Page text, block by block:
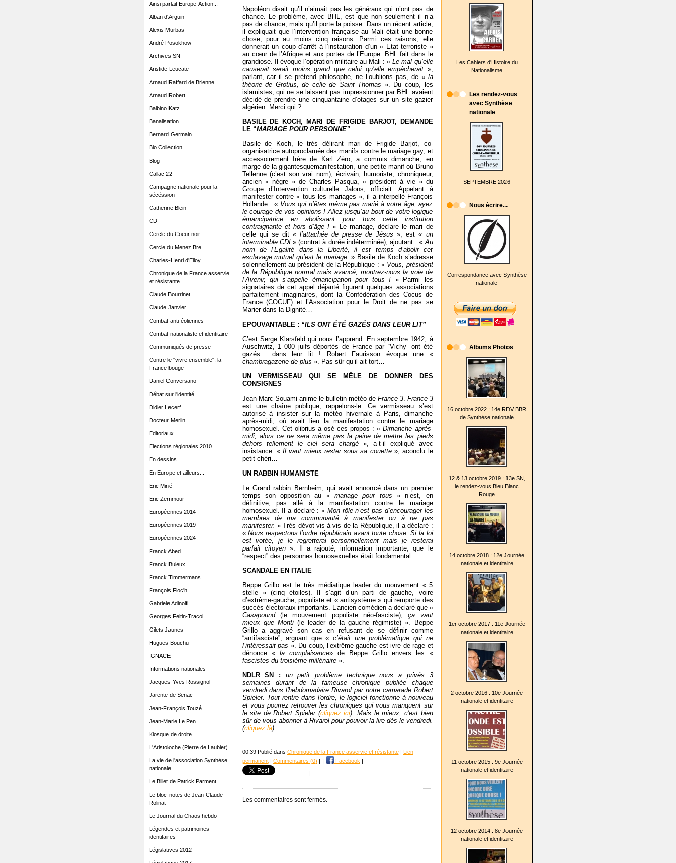
Ainsi parlait Europe-Action...
Alban d'Arguin
Alexis Murbas
André Posokhow
Archives SN
Aristide Leucate
Arnaud Raffard de Brienne
Arnaud Robert
Balbino Katz
Banalisation...
Bernard Germain
Bio Collection
Blog
Callac 22
Campagne nationale pour la
sécéssion
Catherine Blein
CD
Cercle du Coeur noir
Cercle du Menez Bre
Charles-Henri d'Elloy
Chronique de la France asservie
et résistante
Claude Bourrinet
Claude Janvier
Combat anti-éoliennes
Combat nationaliste et identitaire
Communiqués de presse
Contre le "vivre ensemble", la
France bouge
Daniel Conversano
Débat sur l'identité
Didier Lecerf
Docteur Merlin
Editoriaux
Elections régionales 2010
En dessins
En Europe et ailleurs...
Eric Miné
Eric Zemmour
Européennes 2014
Européennes 2019
Européennes 2024
Franck Abed
Franck Buleux
Franck Timmermans
François Floc'h
Gabriele Adinolfi
Georges Feltin-Tracol
Gilets Jaunes
Hugues Bouchu
IGNACE
Informations nationales
Jacques-Yves Rossignol
Jarente de Senac
Jean-François Touzé
Jean-Marie Le Pen
Kiosque de droite
L'Aristoloche (Pierre de Laubier)
La vie de l'association Synthèse
nationale
Le Billet de Patrick Parment
Le bloc-notes de Jean-Claude
Rolinat
Le Journal du Chaos hebdo
Légendes et patrimoines
identitaires
Législatives 2012
Les Cahiers d'Histoire du
Nationalisme
Les rendez-vous
avec Synthèse
nationale
SEPTEMBRE 2026
Nous écrire...
Correspondance avec Synthèse
nationale
Albums Photos
16 octobre 2022 : 14e RDV BBR
de Synthèse nationale
12 & 13 octobre 2019 : 13e SN,
le rendez-vous Bleu Blanc
Rouge
14 octobre 2018 : 12e Journée
nationale et identitaire
1er octobre 2017 : 11e Journée
nationale et identitaire
2 octobre 2016 : 10e Journée
nationale et identitaire
11 octobre 2015 : 9e Journée
nationale et identitaire
12 octobre 2014 : 8e Journée
nationale et identitaire
Napoléon disait qu’il n’aimait pas les généraux qui n’ont pas de
chance. Le problème, avec BHL, est que non seulement il n’a
pas de chance, mais qu’il porte la poisse. Dans un récent article,
il expliquait que l’intervention française au Mali était une bonne
chose, pour au moins cinq raisons. Parmi ces raisons, elle
donnerait un coup d’arrêt à l’instauration d’un « Etat terroriste »
au cœur de l’Afrique et aux portes de l’Europe. BHL fait dans le
grandiose. Il évoque l’opération militaire au Mali : «Le mal qu’elle
causerait serait moins grand que celui qu’elle empêcherait »,
parlant, car il se prétend philosophe, ne l’oublions pas, de « la
théorie de Grotius, de celle de Saint Thomas ». Du coup, les
islamistes, qui ne se laissent pas impressionner par BHL avaient
décidé de prendre une cinquantaine d’otages sur un site gazier
algérien. Merci qui ?
BASILE DE KOCH, MARI DE FRIGIDE BARJOT, DEMANDE
LE “MARIAGE POUR PERSONNE”
Basile de Koch, le très délirant mari de Frigide Barjot, co-
organisatrice autoproclamée des manifs contre le mariage gay, et
accessoirement frère de Karl Zéro, a commis dimanche, en
marge de la gigantesquemanifestation, une petite manif où Bruno
Tellenne (c’est son vrai nom), écrivain, humoriste, chroniqueur,
ancien « nègre » de Charles Pasqua, « président à vie » du
Groupe d’Intervention culturelle Jalons, officiait. Appelant à
manifester contre « tous les mariages », il a interpellé François
Hollande : « Vous qui n’êtes même pas marié à votre âge, ayez
le courage de vos opinions ! Allez jusqu’au bout de votre logique
émancipatrice en abolissant pour tous cette institution
contraignante et hors d’âge !» Le mariage, déclare le mari de
celle qui se dit « l’attachée de presse de Jésus », est « un
interminable CDI» (contrat à durée indéterminée), ajoutant : «Au
nom de l’Egalité dans la Liberté, il est temps d’abolir cet
esclavage mutuel qu’est le mariage.» Basile de Koch s’adresse
solennellement au président de la République : « Vous, président
de la République normal mais avancé, montrez-nous la voie de
l’Avenir, qui s’appelle émancipation pour tous ! » Parmi les
signataires de cet appel déjanté figurent quelques associations
parfaitement imaginaires, dont la Confédération des Cocus de
France (COCUF) et l’Association pour le Droit de ne pas se
Marier dans la Dignité…
EPOUVANTABLE : “ILS ONT ÉTÉ GAZÉS DANS LEUR LIT”
C’est Serge Klarsfeld qui nous l’apprend. En septembre 1942, à
Auschwitz, 1 000 juifs déportés de France par “Vichy” ont été
gazés… dans leur lit ! Robert Faurisson évoque une «
chambragazerie de plus ». Pas sûr qu’il ait tort…
UN VERMISSEAU QUI SE MÊLE DE DONNER DES
CONSIGNES
Jean-Marc Souami anime le bulletin météo de France 3. France 3
est une chaîne publique, rappelons-le. Ce vermisseau s’est
autorisé à insister sur la météo hivernale à Paris, dimanche
après-midi, où avait lieu la manifestation contre le mariage
homosexuel. Cet olibrius a osé ces propos : «Dimanche après-
midi, alors ce ne sera même pas la peine de mettre les pieds
dehors tellement le ciel sera chargé », a-t-il expliqué avec
insistance. «Il vaut mieux rester sous sa couette », aconclu le
petit chéri…
UN RABBIN HUMANISTE
Le Grand rabbin Bernheim, qui avait annoncé dans un premier
temps son opposition au « mariage pour tous » n’est, en
définitive, pas allé à la manifestation contre le mariage
homosexuel. Il a déclaré : « Mon rôle n’est pas d’encourager les
membres de ma communauté à manifester ou à ne pas
manifester. » Très dévot vis-à-vis de la République, il a déclaré :
«Nous respectons l’ordre républicain avant toute chose. Si la loi
est votée, je le regretterai personnellement mais je resterai
parfait citoyen». Il a rajouté, information importante, que le
“respect” des personnes homosexuelles était fondamental.
SCANDALE EN ITALIE
Beppe Grillo est le très médiatique leader du mouvement « 5
stelle » (cinq étoiles). Il s’agit d’un parti de gauche, voire
d’extrême-gauche, populiste et « antisystème » qui remporte des
succès électoraux importants. L’ancien comédien a déclaré que «
Casapound(le mouvement populiste néo-fasciste),ça vaut
mieux que Monti(le leader de la gauche régimiste) ». Beppe
Grillo a aggravé son cas en refusant de se définir comme
“antifasciste”, arguant que « c’était une problématique qui ne
l’intéressait pas ». Du coup, l’extrême-gauche est ivre de rage et
dénonce « la complaisance» de Beppe Grillo envers les «
fascistes du troisième millénaire».
NDLR SN :
un petit problème technique nous a privés 3
semaines durant de la fameuse chronique publiée chaque
vendredi dans l'hebdomadaire Rivarol par notre camarade Robert
Spieler. Tout rentre dans l'ordre, le logiciel fonctionne à nouveau
et vous pourrez retrouver les chroniques qui vous manquent sur
le site de Robert Spieler (cliquez ici). Mais le mieux, c'est bien
sûr de vous abonner à Rivarol pour pouvoir la lire dès le vendredi.
(cliquez là).
00:39 Publié dans Chronique de la France asservie et résistante| Lien
permanent| Commentaires (0) | | Facebook |
|
Les commentaires sont fermés.